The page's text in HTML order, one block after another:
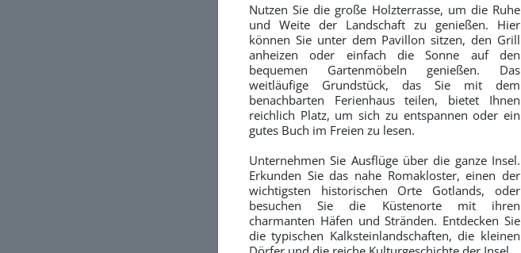
Nutzen Sie die große Holzterrasse, um die Ruhe
und Weite der Landschaft zu genießen. Hier
können Sie unter dem Pavillon sitzen, den Grill
anheizen oder einfach die Sonne auf den
bequemen Gartenmöbeln genießen. Das
weitläufige Grundstück, das Sie mit dem
benachbarten Ferienhaus teilen, bietet Ihnen
reichlich Platz, um sich zu entspannen oder ein
gutes Buch im Freien zu lesen.
Unternehmen Sie Ausflüge über die ganze Insel.
Erkunden Sie das nahe Romakloster, einen der
wichtigsten historischen Orte Gotlands, oder
besuchen Sie die Küstenorte mit ihren
charmanten Häfen und Stränden. Entdecken Sie
die typischen Kalksteinlandschaften, die kleinen